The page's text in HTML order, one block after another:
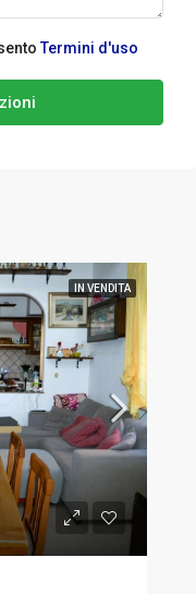
Termini d'uso
IN VENDITA